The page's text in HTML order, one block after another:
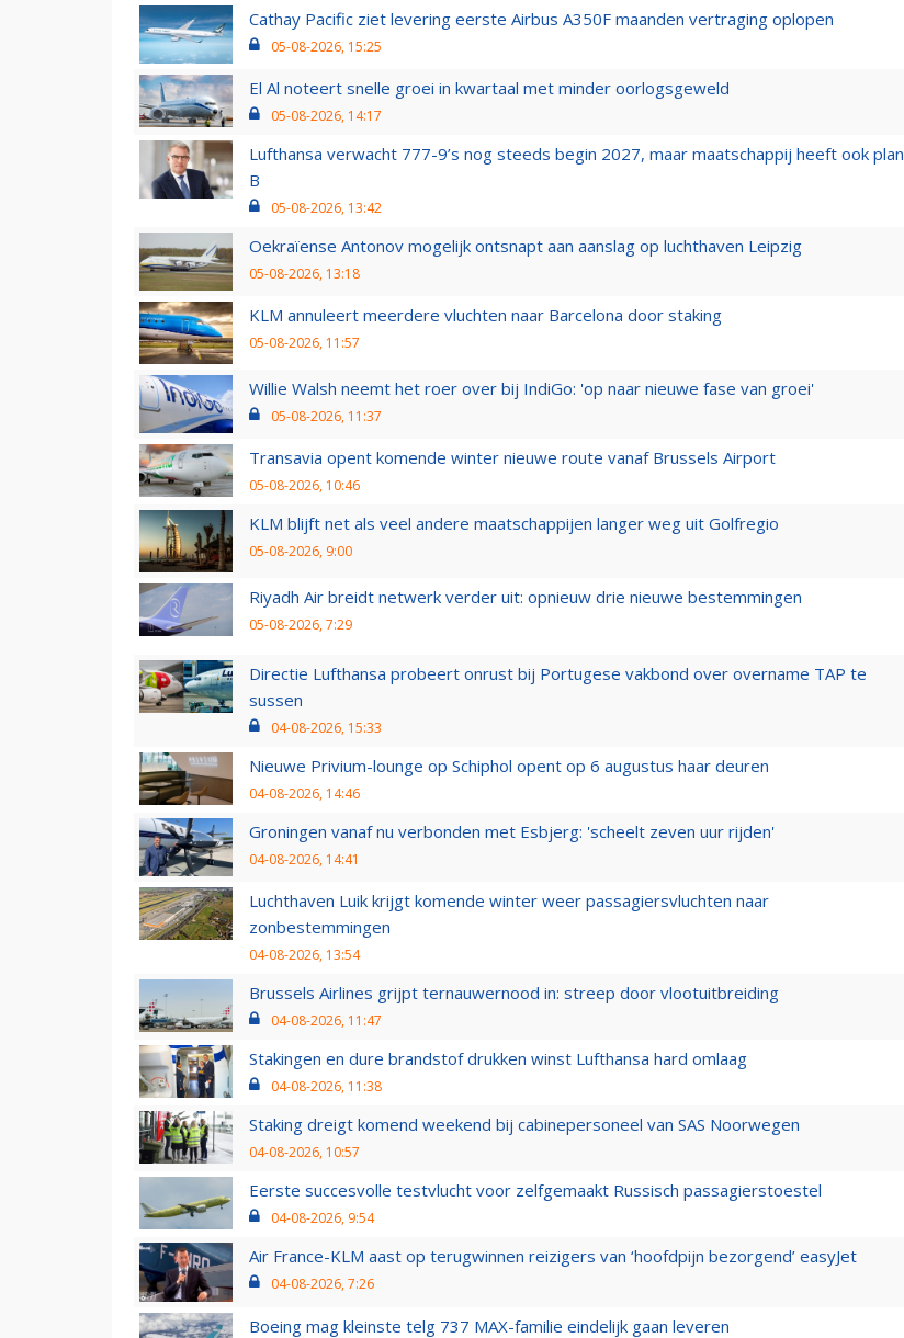
Cathay Pacific ziet levering eerste Airbus A350F maanden vertraging oplopen
05-08-2026, 15:25
El Al noteert snelle groei in kwartaal met minder oorlogsgeweld
05-08-2026, 14:17
Lufthansa verwacht 777-9’s nog steeds begin 2027, maar maatschappij heeft ook plan
B
05-08-2026, 13:42
Oekraïense Antonov mogelijk ontsnapt aan aanslag op luchthaven Leipzig
05-08-2026, 13:18
KLM annuleert meerdere vluchten naar Barcelona door staking
05-08-2026, 11:57
Willie Walsh neemt het roer over bij IndiGo: 'op naar nieuwe fase van groei'
05-08-2026, 11:37
Transavia opent komende winter nieuwe route vanaf Brussels Airport
05-08-2026, 10:46
KLM blijft net als veel andere maatschappijen langer weg uit Golfregio
05-08-2026, 9:00
Riyadh Air breidt netwerk verder uit: opnieuw drie nieuwe bestemmingen
05-08-2026, 7:29
Directie Lufthansa probeert onrust bij Portugese vakbond over overname TAP te
sussen
04-08-2026, 15:33
Nieuwe Privium-lounge op Schiphol opent op 6 augustus haar deuren
04-08-2026, 14:46
Groningen vanaf nu verbonden met Esbjerg: 'scheelt zeven uur rijden'
04-08-2026, 14:41
Luchthaven Luik krijgt komende winter weer passagiersvluchten naar
zonbestemmingen
04-08-2026, 13:54
Brussels Airlines grijpt ternauwernood in: streep door vlootuitbreiding
04-08-2026, 11:47
Stakingen en dure brandstof drukken winst Lufthansa hard omlaag
04-08-2026, 11:38
Staking dreigt komend weekend bij cabinepersoneel van SAS Noorwegen
04-08-2026, 10:57
Eerste succesvolle testvlucht voor zelfgemaakt Russisch passagierstoestel
04-08-2026, 9:54
Air France-KLM aast op terugwinnen reizigers van ‘hoofdpijn bezorgend’ easyJet
04-08-2026, 7:26
Boeing mag kleinste telg 737 MAX-familie eindelijk gaan leveren